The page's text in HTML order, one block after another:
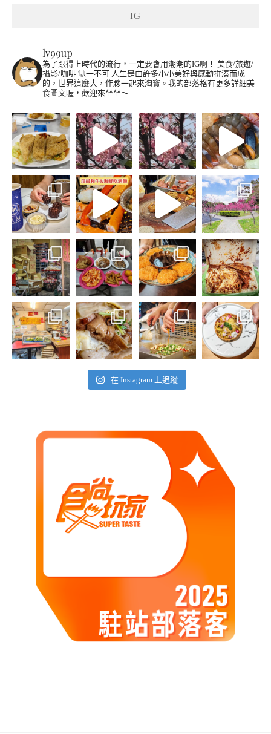
IG
lv99up
為了跟得上時代的流行，一定要會用潮潮的IG啊！ 美食/旅遊/
攝影/咖啡 缺一不可 人生是由許多小小美好與感動拼湊而成
的，世界這麼大，作夥一起來淘寶。我的部落格有更多詳細美
食圖文喔，歡迎來坐坐～
在 Instagram 上追蹤